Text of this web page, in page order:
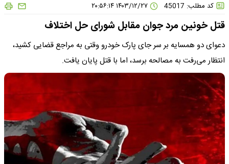
کد مطلب: 45017
قتل خونین مرد جوان مقابل شورای حل اختلاف
دعوای دو همسایه بر سر جای پارک خودرو وقتی به مراجع قضایی کشید،
انتظار می‌رفت به مصالحه برسد، اما با قتل پایان یافت.